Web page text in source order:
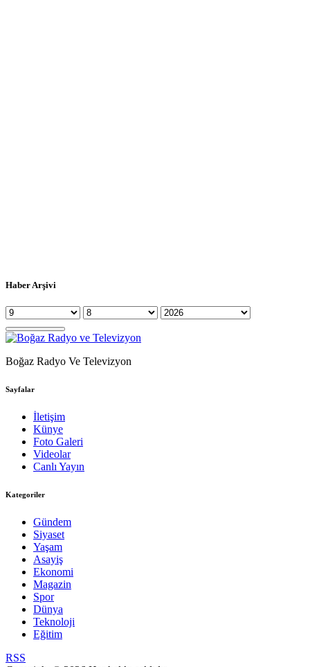
Haber Arşivi
Boğaz Radyo Ve Televizyon
Sayfalar
İletişim
Künye
Foto Galeri
Videolar
Canlı Yayın
Kategoriler
Gündem
Siyaset
Yaşam
Asayiş
Ekonomi
Magazin
Spor
Dünya
Teknoloji
Eğitim
RSS